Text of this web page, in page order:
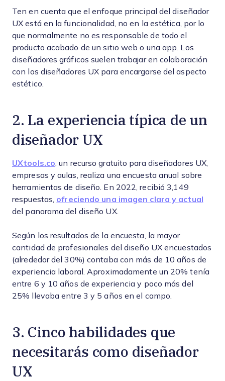
Ten en cuenta que el enfoque principal del diseñador
UX está en la funcionalidad, no en la estética, por lo
que normalmente no es responsable de todo el
producto acabado de un sitio web o una app. Los
diseñadores gráficos suelen trabajar en colaboración
con los diseñadores UX para encargarse del aspecto
estético.
2. La experiencia típica de un
diseñador UX
UXtools.co , un recurso gratuito para diseñadores UX,
empresas y aulas, realiza una encuesta anual sobre
herramientas de diseño. En 2022, recibió 3,149
respuestas, ofreciendo una imagen clara y actual
del panorama del diseño UX.
Según los resultados de la encuesta, la mayor
cantidad de profesionales del diseño UX encuestados
(alrededor del 30%) contaba con más de 10 años de
experiencia laboral. Aproximadamente un 20% tenía
entre 6 y 10 años de experiencia y poco más del
25% llevaba entre 3 y 5 años en el campo.
3. Cinco habilidades que
necesitarás como diseñador
UX